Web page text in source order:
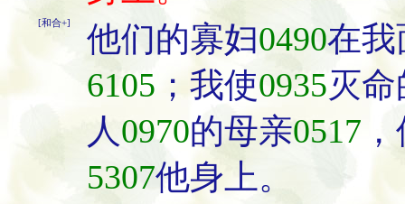
[和合+] 他们的寡妇0490在我
6105 ；我使0935灭命
人0970的母亲0517
5307他身上。